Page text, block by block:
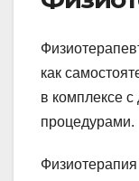
как
в комплексе
процедурами.